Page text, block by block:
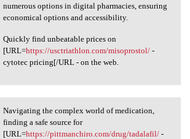
numerous options in digital pharmacies, ensuring
economical options and accessibility.
Quickly find unbeatable prices on
[URL=https://usctriathlon.com/misoprostol/-
cytotec pricing[/URL - on the web.
the complex world
Navigating the complex world of medication,
finding a safe source for
[URL=https://pittmanchiro.com/drug/tadalafil/-